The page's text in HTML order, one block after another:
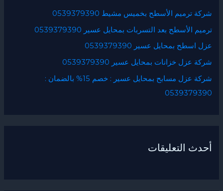
ن
:
شركة ترميم الأسطح بخميس مشيط 0539379390
ترميم الأسطح بعد التسربات بمحايل عسير 0539379390
عزل اسطح بمحايل عسير 0539379390
شركة عزل خزانات بمحايل عسير 0539379390
شركة عزل مسابح بمحايل عسير : خصم 15% بالضمان :
0539379390
أحدث التعليقات